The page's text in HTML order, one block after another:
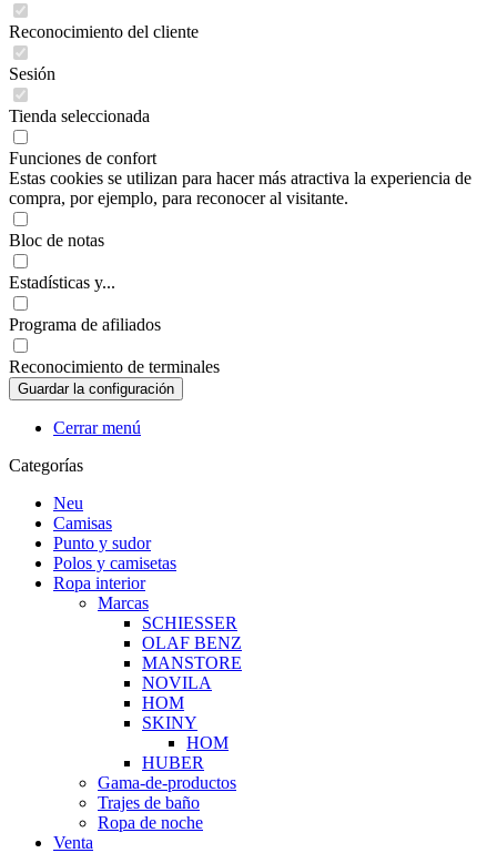
Reconocimiento del cliente
Sesión
Tienda seleccionada
Funciones de confort
Estas cookies se utilizan para hacer más atractiva la experiencia de
compra, por ejemplo, para reconocer al visitante.
Bloc de notas
Estadísticas y...
Programa de afiliados
Reconocimiento de terminales
Cerrar menú
Categorías
Neu
Camisas
Punto y sudor
Polos y camisetas
Ropa interior
Marcas
SCHIESSER
OLAF BENZ
MANSTORE
NOVILA
HOM
SKINY
HOM
HUBER
Gama-de-productos
Trajes de baño
Ropa de noche
Venta